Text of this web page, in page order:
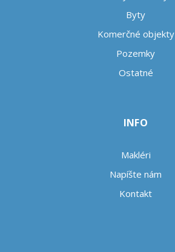
Byty
Komerčné objekty
Pozemky
Ostatné
INFO
Makléri
Napíšte nám
Kontakt